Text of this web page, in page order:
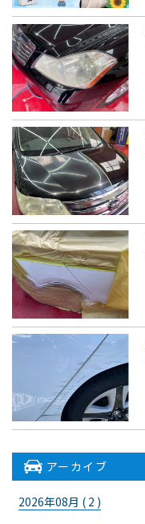
アーカイブ
2026年08月 ( 2 )